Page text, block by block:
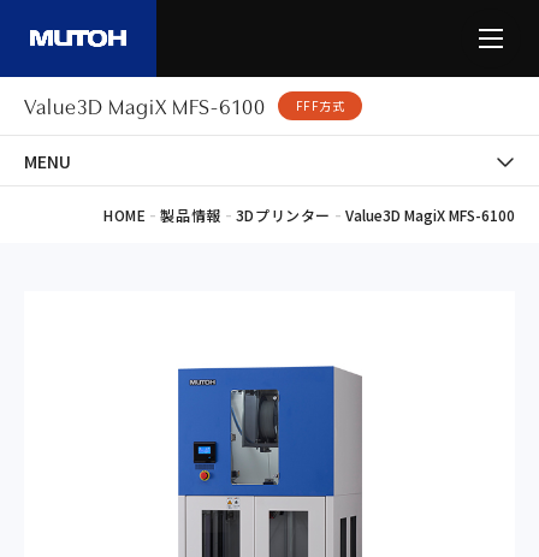
Value3D MagiX MFS-6100 FFF方式
HOME -製品情報 - 3Dプリンター - Value3D MagiX MFS-6100
MENU